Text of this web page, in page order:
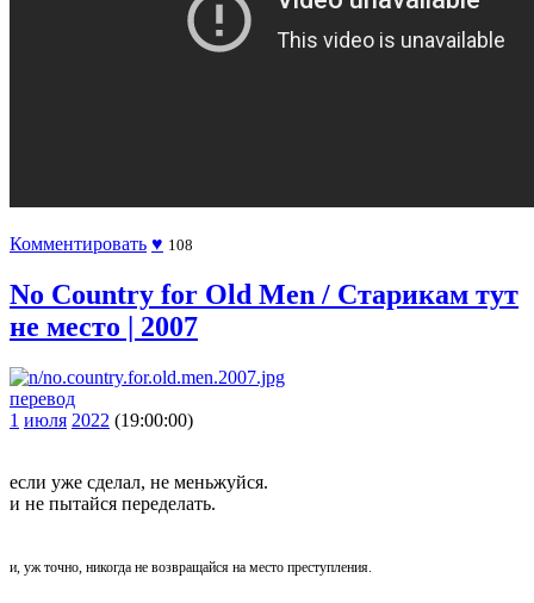
Комментировать ♥ 108
No Country for Old Men / Старикам тут
не место | 2007
перевод
1 июля 2022 (19:00:00)
если уже сделал, не меньжуйся.
и не пытайся переделать.
и, уж точно, никогда не возвращайся на место преступления.